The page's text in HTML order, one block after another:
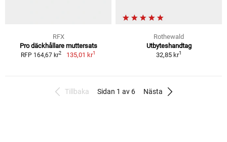
RFX
Pro däckhållare muttersats
RFP 164,67 kr2 135,01 kr1
Rothewald
Utbyteshandtag
32,85 kr1
Tillbaka Sidan 1 av 6 Nästa